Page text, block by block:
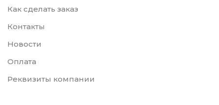
Как сделать заказ
Контакты
Новости
Оплата
Реквизиты компании